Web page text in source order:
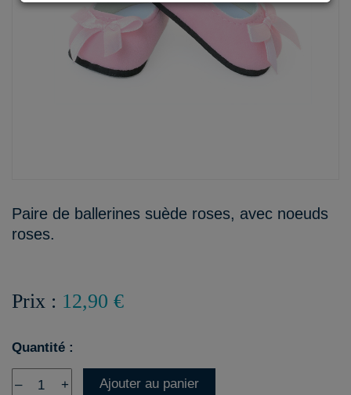
Paire de ballerines suède roses, avec noeuds
roses.
Prix : 12,90 €
Quantité :
– + Ajouter au panier